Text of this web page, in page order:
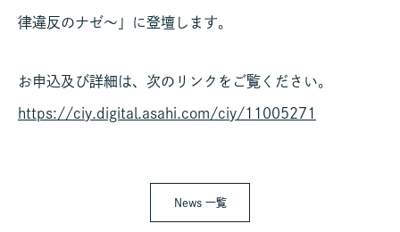
律違反のナゼ～」に登壇します。
お申込及び詳細は、次のリンクをご覧ください。
https://ciy.digital.asahi.com/ciy/11005271
News 一覧